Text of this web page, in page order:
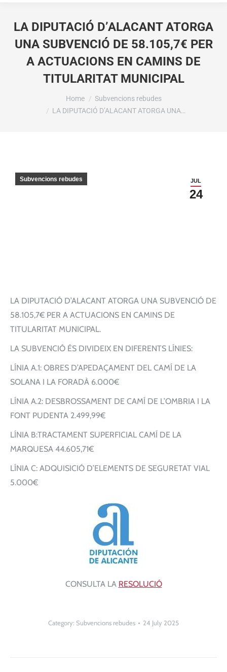
LA DIPUTACIÓ D’ALACANT ATORGA
UNA SUBVENCIÓ DE 58.105,7€ PER
A ACTUACIONS EN CAMINS DE
TITULARITAT MUNICIPAL
Home
Subvencions rebudes
LA DIPUTACIÓ D’ALACANT ATORGA UNA…
JUL
24
Subvencions rebudes
LA DIPUTACIÓ D’ALACANT ATORGA UNA SUBVENCIÓ DE
58.105,7€ PER A ACTUACIONS EN CAMINS DE
TITULARITAT MUNICIPAL.
LA SUBVENCIÓ ÉS DIVIDEIX EN DIFERENTS LÍNIES:
LÍNIA A.1: OBRES D’APEDAÇAMENT DEL CAMÍ DE LA
SOLANA I LA FORADÀ 6.000€
LÍNIA A.2: DESBROSSAMENT DE CAMÍ DE L’OMBRIA I LA
FONT PUDENTA 2.499,99€
LÍNIA B:TRACTAMENT SUPERFICIAL CAMÍ DE LA
MARQUESA 44.605,71€
LÍNIA C: ADQUISICIÓ D’ELEMENTS DE SEGURETAT VIAL
5.000€
CONSULTA LA RESOLUCIÓ
Category: Subvencions rebudes 24 July 2025